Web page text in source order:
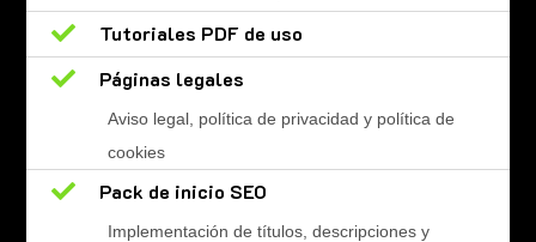

Tutoriales PDF de uso

Páginas legales
Aviso legal, política de privacidad y política de
cookies
 Pack de inicio SEO
Implementación de títulos, descripciones y